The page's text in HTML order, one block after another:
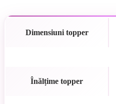
Dimensiuni topper
Înălțime topper